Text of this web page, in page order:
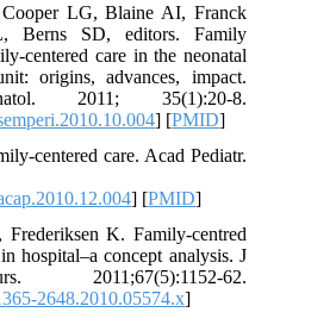
Cooper LG, Blaine AI, Franck
Berns SD, editors. Family
centered care in the neonatal
origins, advances, impact.
2011; 35(1):20-8.
] [PMID
centered care. Acad Pediatr.
] [PMID
Frederiksen K. Family‐centred
in hospital–a concept analysis. J
2011;67(5):1152-62.
2648.2010.05574.x